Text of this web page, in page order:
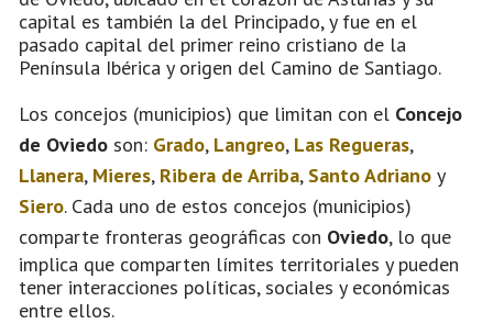
capital es también la del Principado, y fue en el
pasado capital del primer reino cristiano de la
Península Ibérica y origen del Camino de Santiago.
Los concejos (municipios) que limitan con el Concejo
de Oviedo son: Grado, Langreo, Las Regueras,
Llanera, Mieres, Ribera de Arriba, Santo Adriano y
Siero. Cada uno de estos concejos (municipios)
comparte fronteras geográficas con Oviedo, lo que
implica que comparten límites territoriales y pueden
tener interacciones políticas, sociales y económicas
entre ellos.